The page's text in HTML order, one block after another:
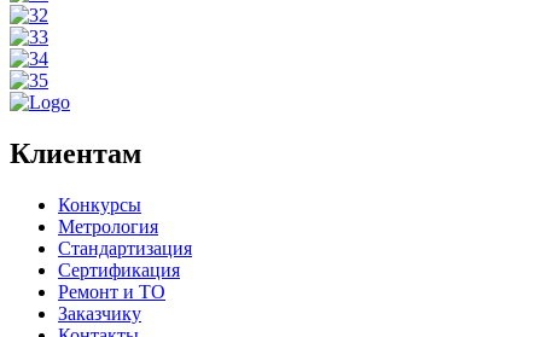
Клиентам
Конкурсы
Метрология
Стандартизация
Сертификация
Ремонт и ТО
Заказчику